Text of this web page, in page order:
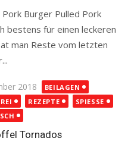
Burger Pulled Pork
bestens für einen leckeren
man Reste vom letzten
2018
BEILAGEN
REZEPTE
SPIESSE
Tornados